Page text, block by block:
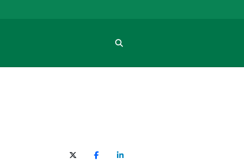
X (Twitter)FacebookO LinkedIn